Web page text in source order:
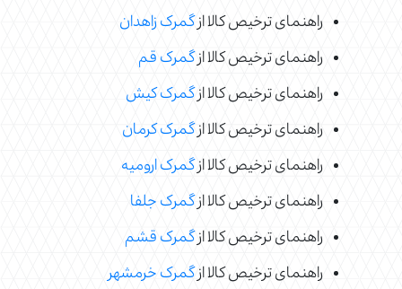
راهنمای ترخیص کالا ازگمرک زاهدان
راهنمای ترخیص کالا ازگمرک قم
راهنمای ترخیص کالا ازگمرک کیش
راهنمای ترخیص کالا ازگمرک کرمان
راهنمای ترخیص کالا ازگمرک ارومیه
راهنمای ترخیص کالا ازگمرک جلفا
راهنمای ترخیص کالا ازگمرک قشم
راهنمای ترخیص کالا ازگمرک خرمشهر